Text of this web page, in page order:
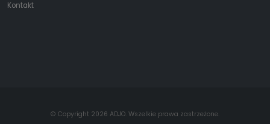
Kontakt
© Copyright 2026 ADJO. Wszelkie prawa zastrzeżone.